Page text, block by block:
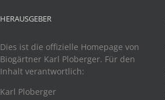
HERAUSGEBER
Dies ist die offizielle Homepage von
Biogärtner Karl Ploberger. Für den
Inhalt verantwortlich:
Karl Ploberger